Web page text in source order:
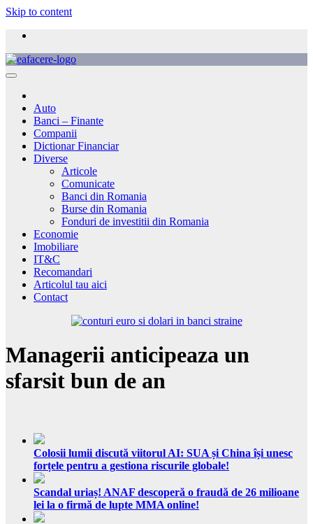
Skip to content
Auto
Banci – Finante
Companii
Dictionar Financiar
Diverse
Articole
Comunicate
Banci din Romania
Burse din Romania
Fonduri de investitii din Romania
Economie
Imobiliare
IT&C
Recomandari
Articolul tau aici
Contact
Managerii anticipeaza un
sfarsit bun de an
Colosii lumii discută viitorul AI: SUA și China își unesc
forțele pentru a gestiona riscurile globale!
Scandal uriaș! ANAF descoperă o fraudă de 26 milioane
lei la o firmă de lupte MMA online!